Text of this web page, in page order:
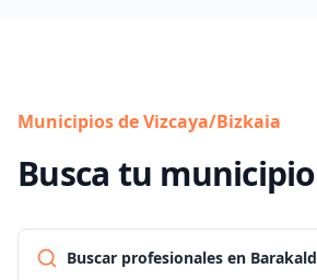
Municipios de Vizcaya/Bizkaia
Busca tu municipio
Buscar profesionales en